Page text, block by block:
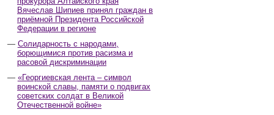
Вячеслав Шипиев принял граждан в
приёмной Президента Российской
Федерации в регионе
Солидарность с народами,
борющимися против расизма и
расовой дискриминации
«Георгиевская лента – символ
воинской славы, памяти о подвигах
советских солдат в Великой
Отечественной войне»